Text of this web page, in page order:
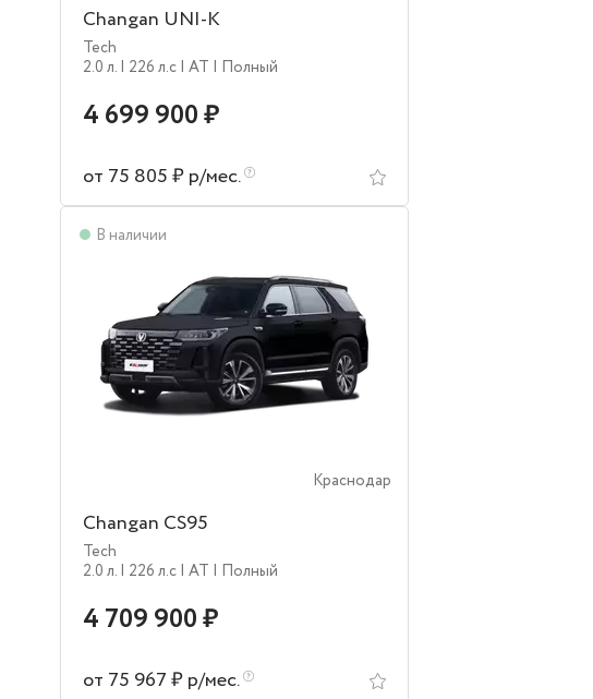
Changan UNI-K
Tech
2.0 л. | 226 л.c | AT | Полный
4 699 900 ₽
от 75 805 ₽ р/мес.
В наличии
Краснодар
Changan CS95
Tech
2.0 л. | 226 л.c | AT | Полный
4 709 900 ₽
от 75 967 ₽ р/мес.